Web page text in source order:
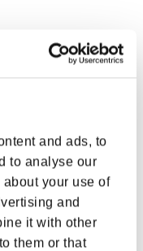
and ads, to
to analyse our
your use of
and
it with other
them or that